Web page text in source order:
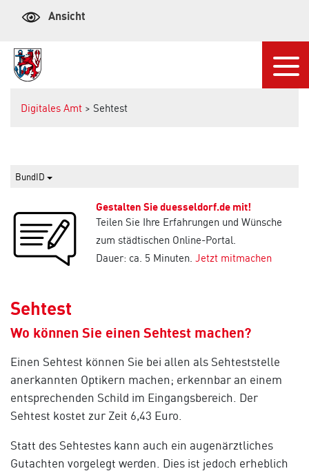
Ansicht
Digitales Amt > Sehtest
BundID
Gestalten Sie duesseldorf.de mit!
Teilen Sie Ihre Erfahrungen und Wünsche
zum städtischen Online-Portal.
Dauer: ca. 5 Minuten. Jetzt mitmachen
Sehtest
Wo können Sie einen Sehtest machen?
Einen Sehtest können Sie bei allen als Sehteststelle
anerkannten Optikern machen; erkennbar an einem
entsprechenden Schild im Eingangsbereich. Der
Sehtest kostet zur Zeit 6,43 Euro.
Statt des Sehtestes kann auch ein augenärztliches
Gutachten vorgelegt werden. Dies ist jedoch erheblich